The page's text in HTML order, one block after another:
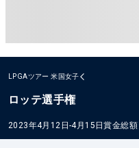
LPGAツアー 米国女子
ロッテ選手権
2023年4月12日-4月15日賞金総額